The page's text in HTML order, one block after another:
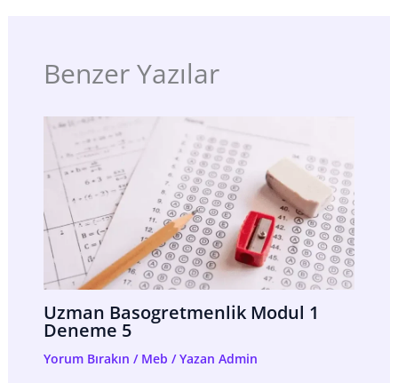
Benzer Yazılar
Uzman Basogretmenlik Modul 1
Deneme 5
Yorum Bırakın / Meb / Yazan Admin